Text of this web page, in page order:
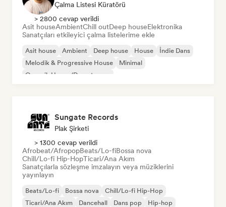
Çalma Listesi Küratörü
> 2800 cevap verildi
Asit houseAmbientChill outDeep houseElektronika
Sanatçıları etkileyici çalma listelerime ekle
Asit house Ambient Deep house House
İndie Dans
Melodik & Progressive House
Minimal
Organik House/Downtempo
Sungate Records
Plak Şirketi
> 1300 cevap verildi
Afrobeat/AfropopBeats/Lo-fiBossa nova
Chill/Lo-fi Hip-HopTicari/Ana Akım
Sanatçılarla sözleşme imzalayın veya müziklerini
yayınlayın
Beats/Lo-fi Bossa nova
Chill/Lo-fi Hip-Hop
Ticari/Ana Akım
Dancehall Dans pop
Hip-hop